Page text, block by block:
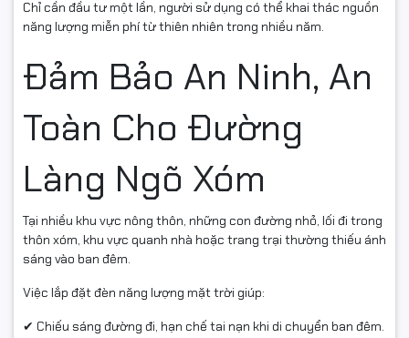
Chỉ cần đầu tư một lần, người sử dụng có thể khai thác nguồn
năng lượng miễn phí từ thiên nhiên trong nhiều năm.
Đảm Bảo An Ninh, An
Toàn Cho Đường
Làng Ngõ Xóm
Tại nhiều khu vực nông thôn, những con đường nhỏ, lối đi trong
thôn xóm, khu vực quanh nhà hoặc trang trại thường thiếu ánh
sáng vào ban đêm.
Việc lắp đặt đèn năng lượng mặt trời giúp:
✔ Chiếu sáng đường đi, hạn chế tai nạn khi di chuyển ban đêm.